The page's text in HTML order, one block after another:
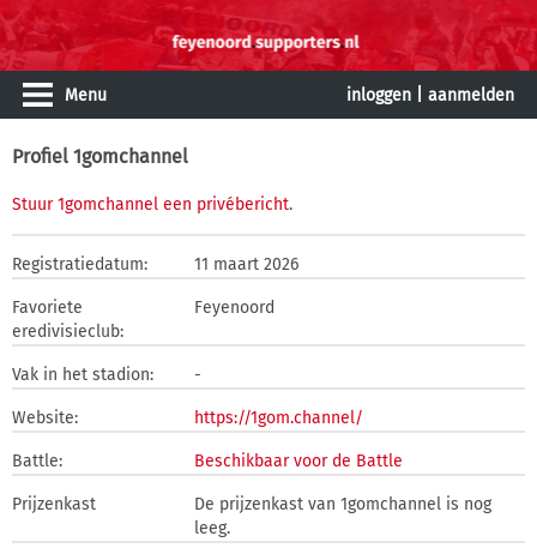
Menu inloggen aanmelden
Profiel 1gomchannel
Stuur 1gomchannel een privébericht.
Registratiedatum: 11 maart 2026
Favoriete
eredivisieclub:
Feyenoord
Vak in het stadion: -
Website: https://1gom.channel/
Battle: Beschikbaar voor de Battle
Prijzenkast
De prijzenkast van 1gomchannel is nog
leeg.